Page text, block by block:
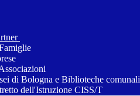
di Bologna e Biblioteche comunali
dell'Istruzione CISS/T